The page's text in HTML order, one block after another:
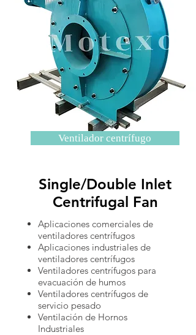
Ventilador centrífugo
Single/Double Inlet
Centrifugal Fan
Aplicaciones comerciales de
ventiladores centrífugos
Aplicaciones industriales de
ventiladores centrífugos
Ventiladores centrífugos para
evacuación de humos
Ventiladores centrífugos de
servicio pesado
Ventilación de Hornos
Industriales